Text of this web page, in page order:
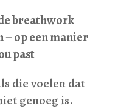
breathwork
– op een manier
past
die voelen dat
genoeg is.